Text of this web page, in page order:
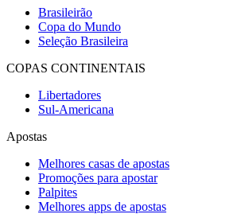
Brasileirão
Copa do Mundo
Seleção Brasileira
COPAS CONTINENTAIS
Libertadores
Sul-Americana
Apostas
Melhores casas de apostas
Promoções para apostar
Palpites
Melhores apps de apostas